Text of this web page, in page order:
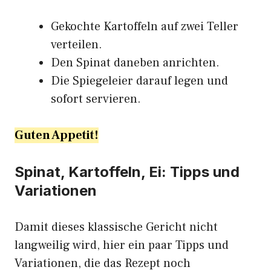
Gekochte Kartoffeln auf zwei Teller
verteilen.
Den Spinat daneben anrichten.
Die Spiegeleier darauf legen und
sofort servieren.
Guten Appetit!
Spinat, Kartoffeln, Ei: Tipps und
Variationen
Damit dieses klassische Gericht nicht
langweilig wird, hier ein paar Tipps und
Variationen, die das Rezept noch